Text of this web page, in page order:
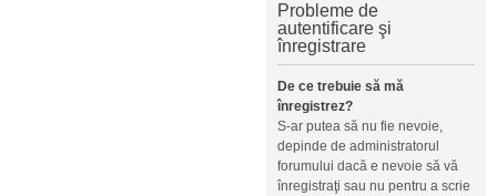
Probleme de
autentificare şi
înregistrare
De ce trebuie să mă
înregistrez?
S-ar putea să nu fie nevoie,
depinde de administratorul
forumului dacă e nevoie să vă
înregistraţi sau nu pentru a scrie